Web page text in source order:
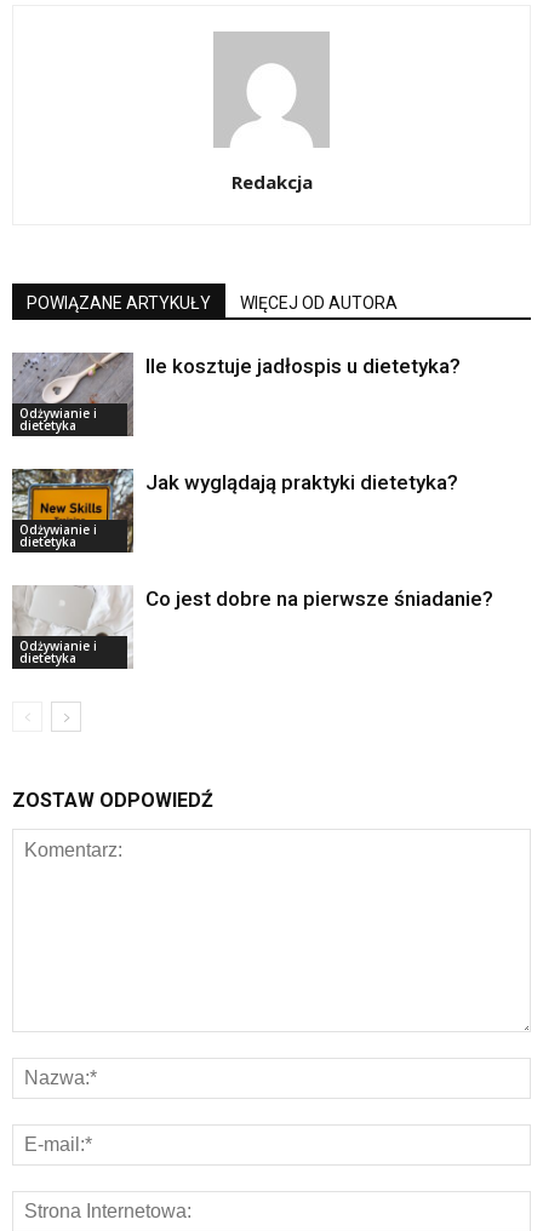
Redakcja
POWIĄZANE ARTYKUŁY WIĘCEJ OD AUTORA
Odżywianie i
dietetyka
Ile kosztuje jadłospis u dietetyka?
Odżywianie i
dietetyka
Jak wyglądają praktyki dietetyka?
Odżywianie i
dietetyka
Co jest dobre na pierwsze śniadanie?
ZOSTAW ODPOWIEDŹ